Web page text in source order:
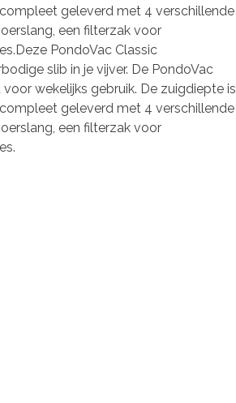
geleverd met 4 verschillende
een filterzak voor
PondoVac Classic
slib in je vijver. De PondoVac
wekelijks gebruik. De zuigdiepte is
geleverd met 4 verschillende
een filterzak voor